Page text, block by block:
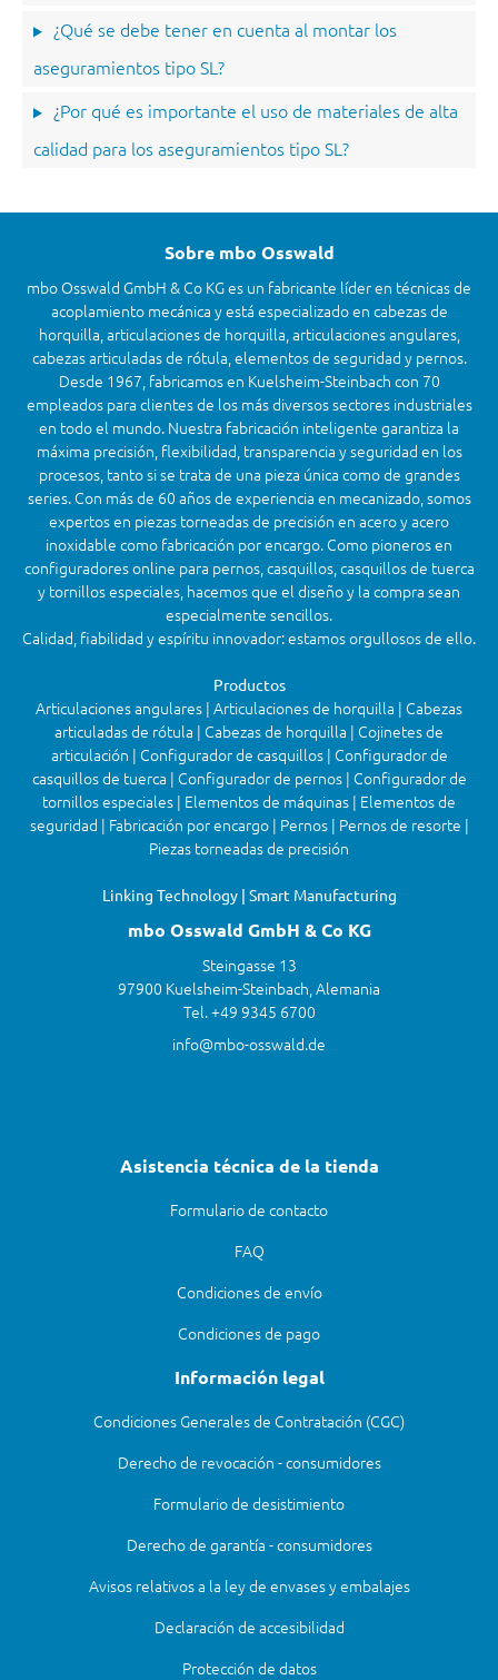
¿Qué se debe tener en cuenta al montar los
aseguramientos tipo SL?
¿Por qué es importante el uso de materiales de alta
calidad para los aseguramientos tipo SL?
Sobre mbo Osswald
mbo Osswald GmbH & Co KG es un fabricante líder en técnicas de
acoplamiento mecánica y está especializado en cabezas de
horquilla, articulaciones de horquilla, articulaciones angulares,
cabezas articuladas de rótula, elementos de seguridad y pernos.
Desde 1967, fabricamos en Kuelsheim-Steinbach con 70
empleados para clientes de los más diversos sectores industriales
en todo el mundo. Nuestra fabricación inteligente garantiza la
máxima precisión, flexibilidad, transparencia y seguridad en los
procesos, tanto si se trata de una pieza única como de grandes
series. Con más de 60 años de experiencia en mecanizado, somos
expertos en piezas torneadas de precisión en acero y acero
inoxidable como fabricación por encargo. Como pioneros en
configuradores online para pernos, casquillos, casquillos de tuerca
y tornillos especiales, hacemos que el diseño y la compra sean
especialmente sencillos.
Calidad, fiabilidad y espíritu innovador: estamos orgullosos de ello.
Productos
Articulaciones angulares | Articulaciones de horquilla | Cabezas
articuladas de rótula | Cabezas de horquilla | Cojinetes de
articulación | Configurador de casquillos | Configurador de
casquillos de tuerca | Configurador de pernos | Configurador de
tornillos especiales | Elementos de máquinas | Elementos de
seguridad | Fabricación por encargo | Pernos | Pernos de resorte |
Piezas torneadas de precisión
Linking Technology | Smart Manufacturing
mbo Osswald GmbH & Co KG
Steingasse 13
97900 Kuelsheim-Steinbach, Alemania
Tel. +49 9345 6700
info@mbo-osswald.de
Asistencia técnica de la tienda
Formulario de contacto
FAQ
Condiciones de envío
Condiciones de pago
Información legal
Condiciones Generales de Contratación (CGC)
Derecho de revocación - consumidores
Formulario de desistimiento
Derecho de garantía - consumidores
Avisos relativos a la ley de envases y embalajes
Declaración de accesibilidad
Protección de datos